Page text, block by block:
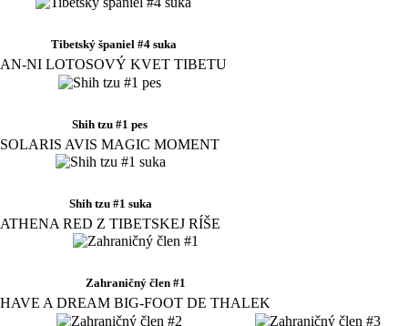
Tibetský španiel #4 suka
AN-NI LOTOSOVÝ KVET TIBETU
Shih tzu #1 pes
SOLARIS AVIS MAGIC MOMENT
Shih tzu #1 suka
ATHENA RED Z TIBETSKEJ RÍŠE
Zahraničný člen #1
HAVE A DREAM BIG-FOOT DE THALEK